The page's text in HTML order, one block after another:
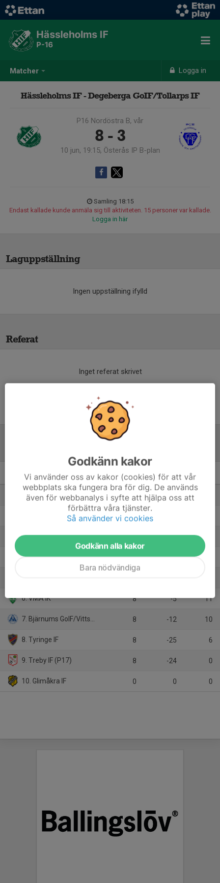
Matcher Logga in
Hässleholms IF
P-16
Hässleholms IF - Degeberga GoIF/Tollarps IF
P16 Nordöstra B, vår
8 - 3
10 jun, 19:15, Österås IP B-plan
Samling 18:15
Endast kallade kunde anmäla sig till aktiviteten. 15 personer var kallade.
Logga in här
Laguppställning
Ingen uppställning ifylld
Referat
Inget referat skrivet
P16 Nordöstra B, vår M +/-
1. Lövestads IF 8 25
2. Hässleholms IF 8
3. Österslövs IS/Balsby SK 8 -6
4. Degeberga GoIF/Tollarps IF 8 9
6. VMA IK 8 -5 11
7. Bjärnums GoIF/Vittsjö GIK 8 -12 10
8. Tyringe IF 8 -25 6
9. Treby IF (P17) 8 -24 0
10. Glimåkra IF 0 0 0
Godkänn kakor
Vi använder oss av kakor (cookies) för att vår
webbplats ska fungera bra för dig. De används
även för webbanalys i syfte att hjälpa oss att
förbättra våra tjänster.
Så använder vi cookies
Godkänn alla kakor
Bara nödvändiga